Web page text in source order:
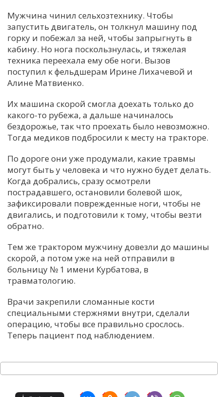
Н
Х
Ч
Я
Мужчина чинил сельхозтехнику. Чтобы
запустить двигатель, он толкнул машину под
горку и побежал за ней, чтобы запрыгнуть в
кабину. Но нога поскользнулась, и тяжелая
техника переехала ему обе ноги. Вызов
поступил к фельдшерам Ирине Лихачевой и
Алине Матвиенко.
Их машина скорой смогла доехать только до
какого-то рубежа, а дальше начиналось
бездорожье, так что проехать было невозможно.
Тогда медиков подбросили к месту на тракторе.
По дороге они уже продумали, какие травмы
могут быть у человека и что нужно будет делать.
Когда добрались, сразу осмотрели
пострадавшего, остановили болевой шок,
зафиксировали поврежденные ноги, чтобы не
двигались, и подготовили к тому, чтобы везти
обратно.
Тем же трактором мужчину довезли до машины
скорой, а потом уже на ней отправили в
больницу № 1 имени Курбатова, в
травматологию.
Врачи закрепили сломанные кости
специальными стержнями внутри, сделали
операцию, чтобы все правильно срослось.
Теперь пациент под наблюдением.